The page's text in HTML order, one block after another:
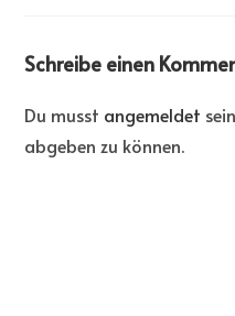
Schreibe einen
Du musst angemeldet
abgeben zu können.